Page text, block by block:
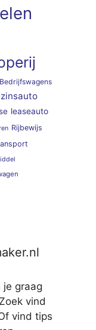
Bedrijfswagens
leaseauto
Rijbewijs
je graag
vind
vind tips